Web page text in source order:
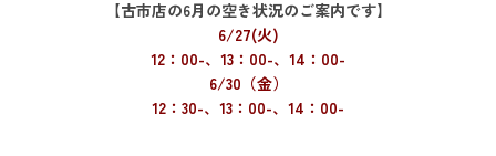
【古市店の6月の空き状況のご案内です】
6/27(火)
12：00-、13：00-、14：00-
6/30（金）
12：30-、13：00-、14：00-